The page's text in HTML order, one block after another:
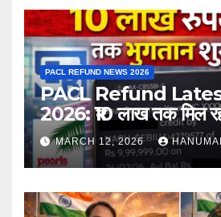
PACL REFUND NEWS 2026
PACL Refund
2026: ₹10 लाख तक मिल
MARCH 12, 2026